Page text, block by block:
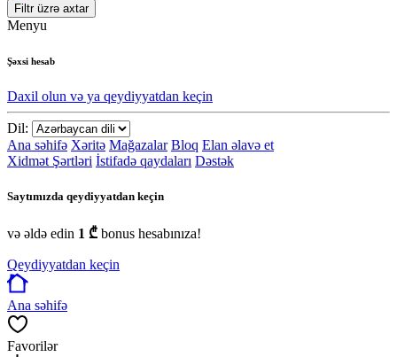
Filtr üzrə axtar
Menyu
Şəxsi hesab
Daxil olun və ya qeydiyyatdan keçin
Dil:
Ana səhifə Xəritə Mağazalar Bloq Elan əlavə et
Xidmət Şərtləri İstifadə qaydaları Dəstək
Saytımızda qeydiyyatdan keçin
və əldə edin 1 ₾ bonus hesabınıza!
Qeydiyyatdan keçin
Ana səhifə
Favorilər